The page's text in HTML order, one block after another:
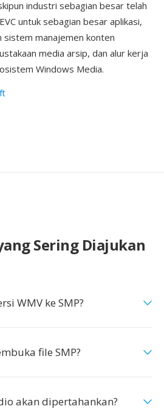
industri sebagian besar telah
untuk sebagian besar aplikasi,
sistem manajemen konten
media arsip, dan alur kerja
Windows Media.
Sering Diajukan
WMV ke SMP?
file SMP?
akan dipertahankan?